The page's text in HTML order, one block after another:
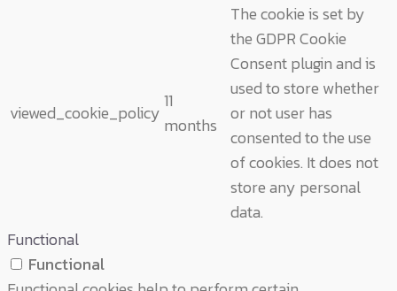
viewed_cookie_policy
11
months
The cookie is set by
the GDPR Cookie
Consent plugin and is
used to store whether
or not user has
consented to the use
of cookies. It does not
store any personal
data.
Functional
Functional